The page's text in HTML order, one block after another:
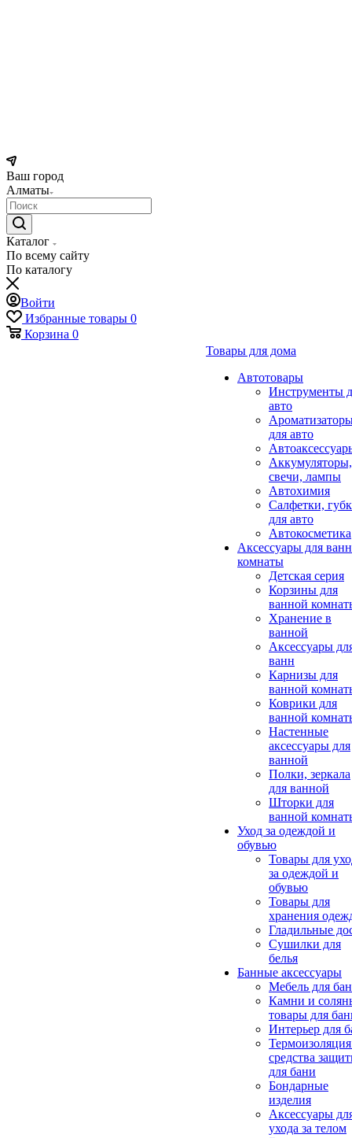
Ваш город
Алматы
Каталог
По всему сайту
По каталогу
Войти
Избранные товары 0
Корзина 0
Товары для дома
Автотовары
Инструменты
авто
для авто
Аккумуляторы,
свечи, лампы
Автохимия
Салфетки,
для авто
Автокосметика
Аксессуары для
комнаты
Детская серия
Корзины для
ванной
Хранение в
ванной
Аксессуары
ванн
Карнизы для
ванной
Коврики для
ванной
Настенные
аксессуары для
ванной
Полки, зеркала
для ванной
Шторки для
ванной
Уход за одеждой и
обувью
Товары для
за одеждой и
обувью
Товары для
хранения
Гладильные
Сушилки для
белья
Банные аксессуары
Мебель для
Камни и
товары для
Интерьер для
средства
для бани
Бондарные
изделия
Аксеcсуары
ухода за телом